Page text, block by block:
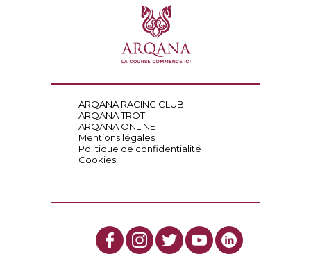
ARQANA RACING CLUB
ARQANA TROT
ARQANA ONLINE
Mentions légales
Politique de confidentialité
Cookies